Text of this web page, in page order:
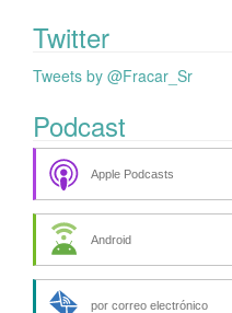
Twitter
Tweets by @Fracar_Sr
Podcast
Apple Podcasts
Android
por correo electrónico